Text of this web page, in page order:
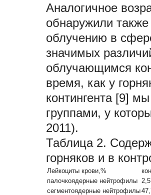
Аналогичное
обнаружили также
облучению в
значимых
облучающимся
время, как у
контингента [9]
группами, у
2011).
Таблица 2.
горняков и в
Лейкоциты крови,%
палочкоядерные нейтрофилы
сегментоядерные нейтрофилы